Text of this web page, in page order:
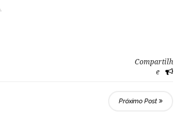
Compartilh
e
Próximo Post